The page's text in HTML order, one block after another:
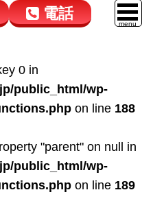
電話
050-5264-4432
9:00～18:00
050-5264-4433
9:00～18:00
0 in
public_html/wp-
on line 188
"parent" on null in
public_html/wp-
on line 189